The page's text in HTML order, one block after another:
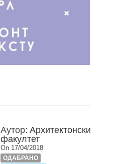
Аутор: Архитектонски
факултет
On 17/04/2018
ОДАБРАНО